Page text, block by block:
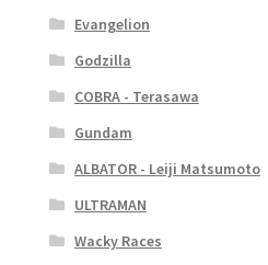
Evangelion
Godzilla
COBRA - Terasawa
Gundam
ALBATOR - Leiji Matsumoto
ULTRAMAN
Wacky Races